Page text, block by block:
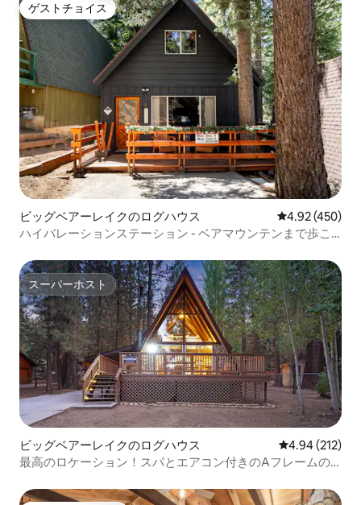
ゲストチョイス
ゲストチョイス
ビッグベアーレイクのログハウス レビュー450
4.92 (450)
ハイバレーションステーション - ベアマウンテンまで歩こ
スーパーホスト
スーパーホスト
ビッグベアーレイクのログハウス レビュー212
4.94 (212)
最高のロケーション！スパとエアコン付きのAフレームの